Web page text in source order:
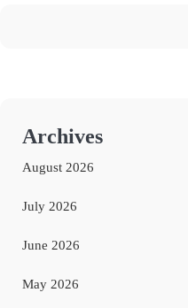
Archives
August 2026
July 2026
June 2026
May 2026